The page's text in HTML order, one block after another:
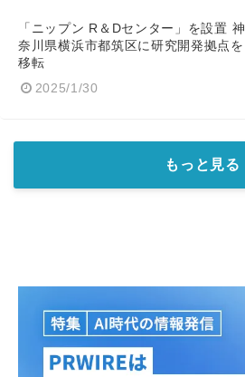
「ニップン R＆Dセンター」を設置 神
奈川県横浜市都筑区に研究開発拠点を
移転
2025/1/30
もっと見る